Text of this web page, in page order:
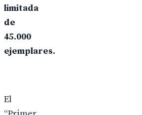
limitada
de
45.000
ejemplares.
El